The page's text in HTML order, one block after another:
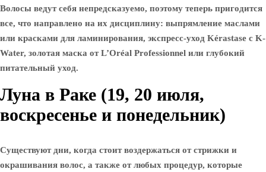
Волосы ведут себя непредсказуемо, поэтому теперь пригодится
все, что направлено на их дисциплину: выпрямление маслами
или красками для ламинирования, экспресс-уход Kérastase с K-
Water, золотая маска от L’Oréal Professionnel или глубокий
питательный уход.
Луна в Раке (19, 20 июля,
воскресенье и понедельник)
Существуют дни, когда стоит воздержаться от стрижки и
окрашивания волос, а также от любых процедур, которые